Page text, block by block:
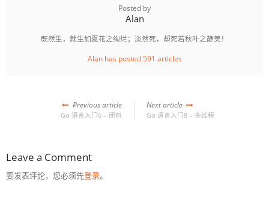
Posted by
Alan
既然生，就生如夏花之绚烂；淡然死，却死若秋叶之静美！
Alan has posted 591 articles
Previous article
Go 语言入门6 – 闭包
Next article
Go 语言入门8 – 多线程
Leave a Comment
要发表评论，您必须先登录。